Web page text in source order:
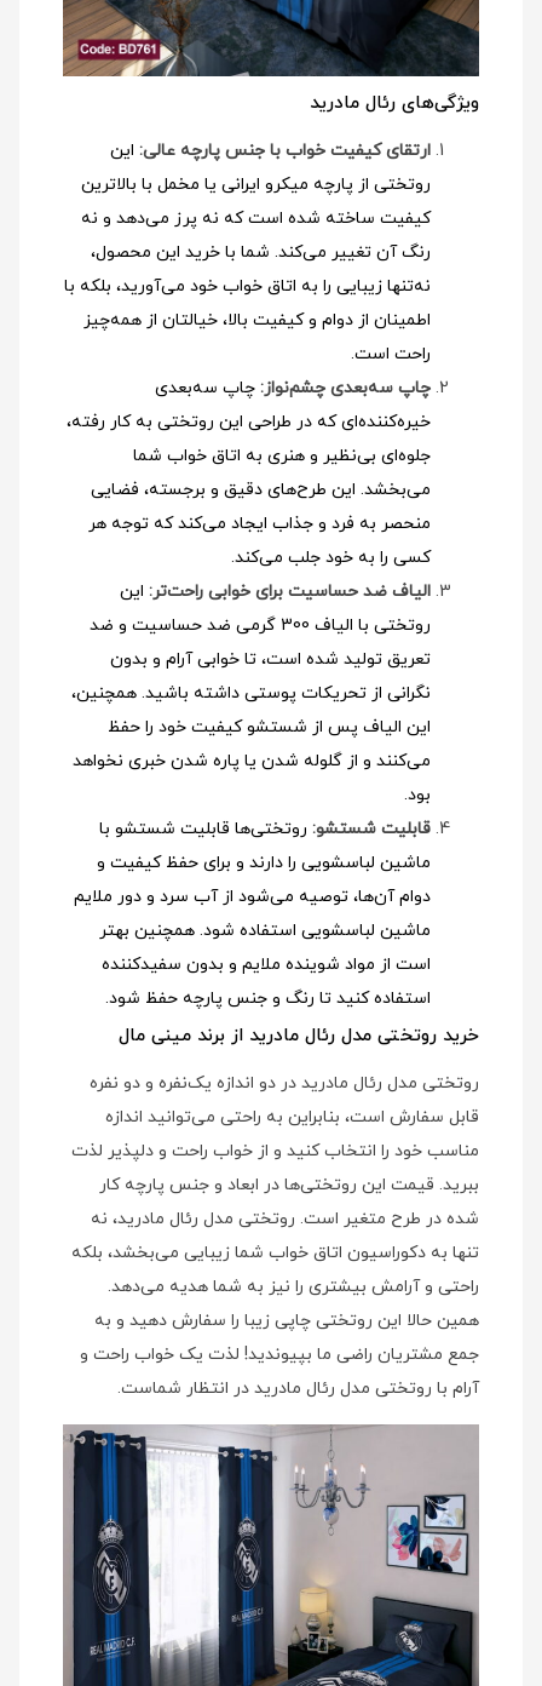
ویژگی‌های رئال مادرید
ارتقای کیفیت خواب با جنس پارچه عالی: این
روتختی از پارچه میکرو ایرانی یا مخمل با بالاترین
کیفیت ساخته شده است که نه پرز می‌دهد و نه
رنگ آن تغییر می‌کند. شما با خرید این محصول،
نه‌تنها زیبایی را به اتاق خواب خود می‌آورید، بلکه با
اطمینان از دوام و کیفیت بالا، خیالتان از همه‌چیز
راحت است.
چاپ سه‌بعدی چشم‌نواز: چاپ سه‌بعدی
خیره‌کننده‌ای که در طراحی این روتختی به کار رفته،
جلوه‌ای بی‌نظیر و هنری به اتاق خواب شما
می‌بخشد. این طرح‌های دقیق و برجسته، فضایی
منحصر به فرد و جذاب ایجاد می‌کند که توجه هر
کسی را به خود جلب می‌کند.
الیاف ضد حساسیت برای خوابی راحت‌تر: این
روتختی با الیاف 300 گرمی ضد حساسیت و ضد
تعریق تولید شده است، تا خوابی آرام و بدون
نگرانی از تحریکات پوستی داشته باشید. همچنین،
این الیاف پس از شستشو کیفیت خود را حفظ
می‌کنند و از گلوله شدن یا پاره شدن خبری نخواهد
بود.
قابلیت شستشو: روتختی‌ها قابلیت شستشو با
ماشین لباسشویی را دارند و برای حفظ کیفیت و
دوام آن‌ها، توصیه می‌شود از آب سرد و دور ملایم
ماشین لباسشویی استفاده شود. همچنین بهتر
است از مواد شوینده ملایم و بدون سفیدکننده
استفاده کنید تا رنگ و جنس پارچه حفظ شود.
خرید روتختی مدل رئال مادرید از برند مینی مال
روتختی مدل رئال مادرید در دو اندازه یک‌نفره و دو نفره
قابل سفارش است، بنابراین به راحتی می‌توانید اندازه
مناسب خود را انتخاب کنید و از خواب راحت و دلپذیر لذت
ببرید. قیمت این روتختی‌ها در ابعاد و جنس پارچه کار
شده در طرح متغیر است. روتختی مدل رئال مادرید، نه
تنها به دکوراسیون اتاق خواب شما زیبایی می‌بخشد، بلکه
راحتی و آرامش بیشتری را نیز به شما هدیه می‌دهد.
همین حالا این روتختی چاپی زیبا را سفارش دهید و به
جمع مشتریان راضی ما بپیوندید! لذت یک خواب راحت و
آرام با روتختی مدل رئال مادرید در انتظار شماست.